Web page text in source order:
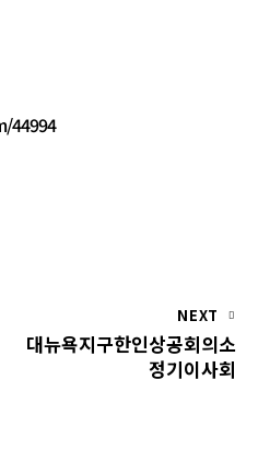
44994
NEXT
대뉴욕지구한인상공회의소
정기이사회